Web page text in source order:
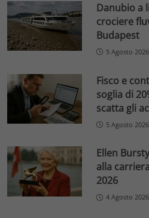
Danubio a
crociere
Budapest
5 Agosto 2026
Fisco e
soglia di
scatta gli
5 Agosto 2026
Ellen
alla
2026
4 Agosto 2026